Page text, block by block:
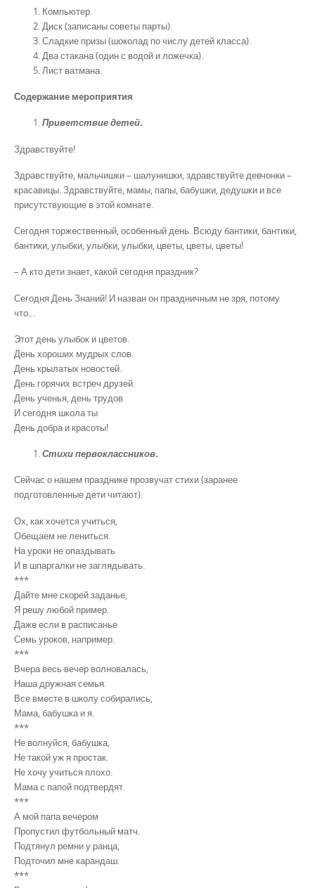
Компьютер.
Диск (записаны советы парты).
Сладкие призы (шоколад по числу детей класса).
Два стакана (один с водой и ложечка).
Лист ватмана.
Содержание мероприятия
Приветствие детей.
Здравствуйте!
Здравствуйте, мальчишки – шалунишки, здравствуйте девчонки –
красавицы. Здравствуйте, мамы, папы, бабушки, дедушки и все
присутствующие в этой комнате.
Сегодня торжественный, особенный день. Всюду бантики, бантики,
бантики, улыбки, улыбки, улыбки, цветы, цветы, цветы!
– А кто дети знает, какой сегодня праздник?
Сегодня День Знаний! И назван он праздничным не зря, потому
что…
Этот день улыбок и цветов.
День хороших мудрых слов.
День крылатых новостей.
День горячих встреч друзей.
День ученья, день трудов
И сегодня школа ты
День добра и красоты!
Стихи первоклассников.
Сейчас о нашем празднике прозвучат стихи (заранее
подготовленные дети читают).
Ох, как хочется учиться,
Обещаем не лениться.
На уроки не опаздывать
И в шпаргалки не заглядывать.
***
Дайте мне скорей заданье,
Я решу любой пример.
Даже если в расписанье
Семь уроков, например.
***
Вчера весь вечер волновалась,
Наша дружная семья.
Все вместе в школу собирались,
Мама, бабушка и я.
***
Не волнуйся, бабушка,
Не такой уж я простак.
Не хочу учиться плохо.
Мама с папой подтвердят.
***
А мой папа вечером
Пропустил футбольный матч.
Подтянул ремни у ранца,
Подточил мне карандаш.
***